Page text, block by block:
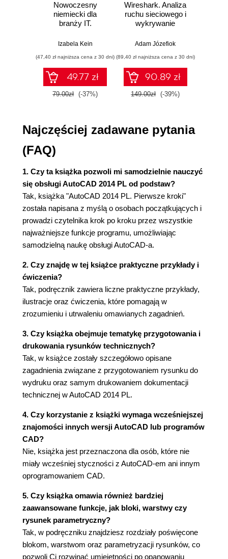
Wymiary (173)
Warstwy (203)
Wydruk (207)
Nowoczesny
niemiecki dla
branży IT.
przykłady i
Izabela Kein
(47,40 zł najniższa cena z 30 dni)
49.77 zł
79.00zł (-37%)
Wireshark. Analiza
ruchu sieciowego i
wykrywanie
Adam Józefiok
(89,40 zł najniższa cena z 30 dni)
90.89 zł
149.00zł (-39%)
Najczęściej zadawane pytania
(FAQ)
1. Czy ta książka pozwoli mi samodzielnie nauczyć
się obsługi AutoCAD 2014 PL od podstaw?
Tak, książka "AutoCAD 2014 PL. Pierwsze kroki"
została napisana z myślą o osobach początkujących i
prowadzi czytelnika krok po kroku przez wszystkie
najważniejsze funkcje programu, umożliwiając
samodzielną naukę obsługi AutoCAD-a.
2. Czy znajdę w tej książce praktyczne przykłady i
ćwiczenia?
Tak, podręcznik zawiera liczne praktyczne przykłady,
ilustracje oraz ćwiczenia, które pomagają w
zrozumieniu i utrwaleniu omawianych zagadnień.
3. Czy książka obejmuje tematykę przygotowania i
drukowania rysunków technicznych?
Tak, w książce zostały szczegółowo opisane
zagadnienia związane z przygotowaniem rysunku do
wydruku oraz samym drukowaniem dokumentacji
technicznej w AutoCAD 2014 PL.
4. Czy korzystanie z książki wymaga wcześniejszej
znajomości innych wersji AutoCAD lub programów
CAD?
Nie, książka jest przeznaczona dla osób, które nie
miały wcześniej styczności z AutoCAD-em ani innym
oprogramowaniem CAD.
5. Czy książka omawia również bardziej
zaawansowane funkcje, jak bloki, warstwy czy
rysunek parametryczny?
Tak, w podręczniku znajdziesz rozdziały poświęcone
blokom, warstwom oraz parametryzacji rysunków, co
pozwoli Ci rozwinąć umiejętności po opanowaniu